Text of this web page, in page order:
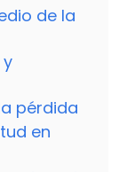
de la
pérdida
en